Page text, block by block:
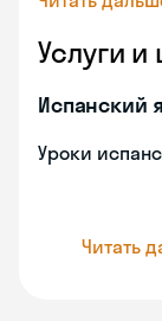
Услуги и
Испанский
Уроки
Читать